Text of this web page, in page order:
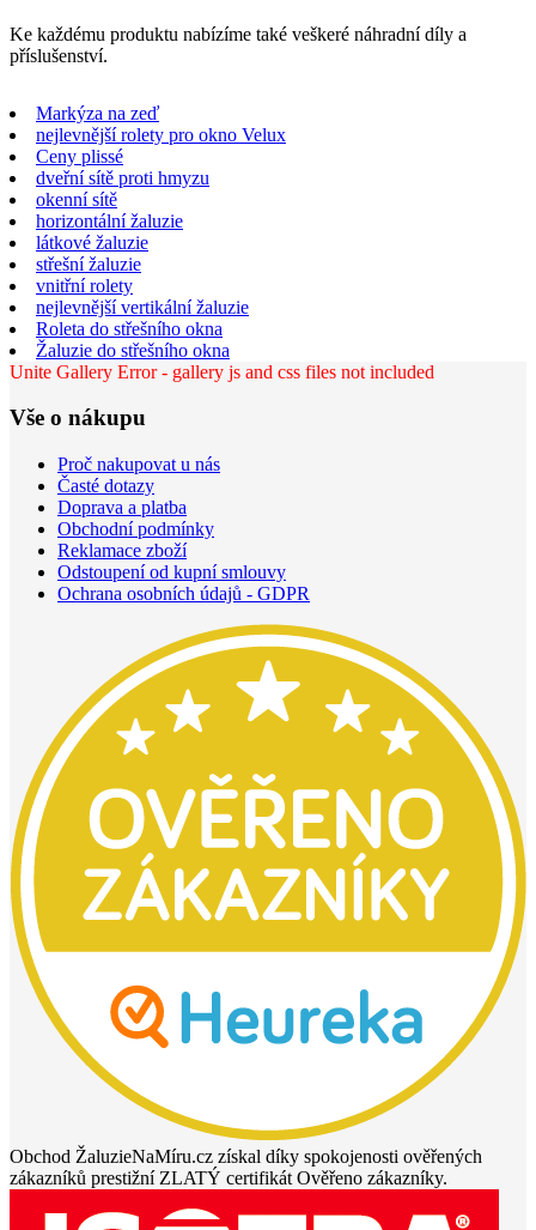
Ke každému produktu nabízíme také veškeré náhradní díly a
příslušenství.
Markýza na zeď
nejlevnější rolety pro okno Velux
Ceny plissé
dveřní sítě proti hmyzu
okenní sítě
horizontální žaluzie
látkové žaluzie
střešní žaluzie
vnitřní rolety
nejlevnější vertikální žaluzie
Roleta do střešního okna
Žaluzie do střešního okna
Unite Gallery Error - gallery js and css files not included
Vše o nákupu
Proč nakupovat u nás
Časté dotazy
Doprava a platba
Obchodní podmínky
Reklamace zboží
Odstoupení od kupní smlouvy
Ochrana osobních údajů - GDPR
Obchod ŽaluzieNaMíru.cz získal díky spokojenosti ověřených
zákazníků prestižní ZLATÝ certifikát Ověřeno zákazníky.